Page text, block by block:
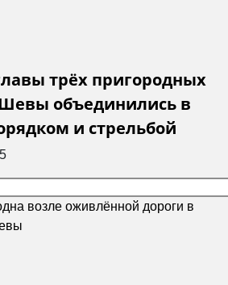
трёх пригородных
Шевы объединились в
и стрельбой